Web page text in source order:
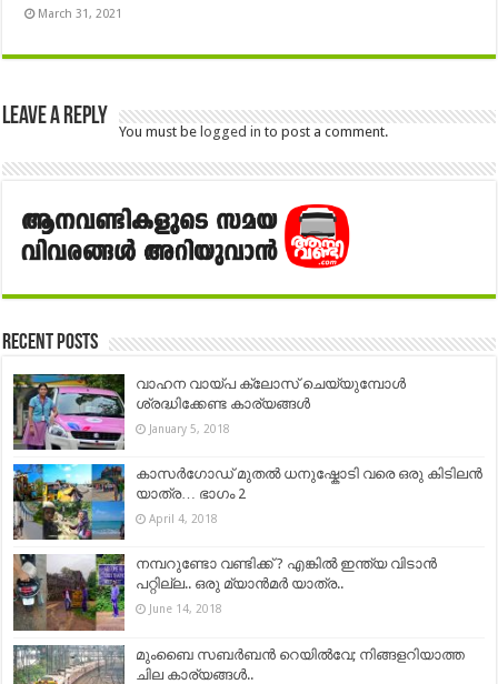
March 31, 2021
Leave a Reply
You must be logged in to post a comment.
Recent Posts
വാഹന വായ്‍പ ക്ലോസ് ചെയ്യുമ്പോൾ
ശ്രദ്ധിക്കേണ്ട കാര്യങ്ങള്‍
January 5, 2018
കാസര്‍ഗോഡ്‌ മുതല്‍ ധനുഷ്കോടി വരെ ഒരു കിടിലന്‍
യാത്ര… ഭാഗം 2
April 4, 2018
നമ്പറുണ്ടോ വണ്ടിക്ക് ? എങ്കിൽ ഇന്ത്യ വിടാൻ
പറ്റില്ല.. ഒരു മ്യാൻമർ യാത്ര..
June 14, 2018
മുംബൈ സബർബൻ റെയിൽവേ; നിങ്ങളറിയാത്ത
ചില കാര്യങ്ങൾ..